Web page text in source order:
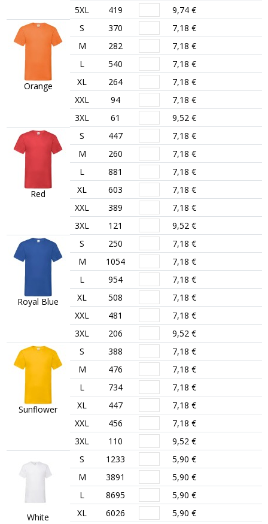
5XL 419 9,74 €
Orange
S 370
7,18 €
M
282
7,18 €
L
540
7,18 €
XL
264
7,18 €
XXL
94
7,18 €
3XL
61 9,52 €
Red
S 447
7,18 €
M
260
7,18 €
L
881
7,18 €
XL
603
7,18 €
XXL
389
7,18 €
3XL
121 9,52 €
Royal Blue
S 250
7,18 €
M
1054
7,18 €
L
954
7,18 €
XL
508
7,18 €
XXL
481
7,18 €
3XL
206 9,52 €
Sunflower
S 388
7,18 €
M
476
7,18 €
L
734
7,18 €
XL
447
7,18 €
XXL
456
7,18 €
3XL
110 9,52 €
White
S 1233
5,90 €
M
3891
5,90 €
L
8695
5,90 €
XL
6026
5,90 €